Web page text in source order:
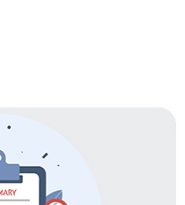
。VPS是一种虚拟化技